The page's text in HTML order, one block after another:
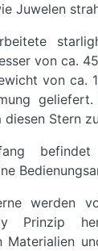
Juwelen
von ca.
von ca.
diesen Stern
werden
Prinzip
Materialien